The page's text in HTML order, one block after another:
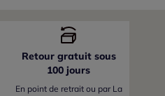
Retour gratuit sous
100 jours
En point de retrait ou par La